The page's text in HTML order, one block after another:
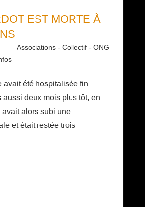
EST MORTE À
Daniel
Associations - Collectif - ONG
avait été hospitalisée fin
aussi deux mois plus tôt, en
alors subi une
et était restée trois